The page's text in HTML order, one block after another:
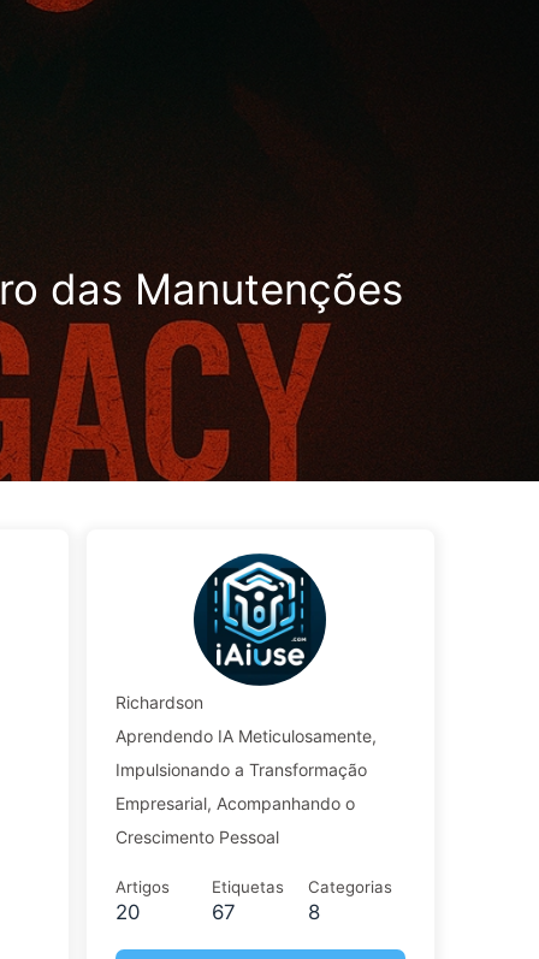
das Manutenções
Richardson
Aprendendo IA Meticulosamente,
Impulsionando a Transformação
Empresarial, Acompanhando o
Crescimento Pessoal
Artigos
20
Etiquetas
67
Categorias
8